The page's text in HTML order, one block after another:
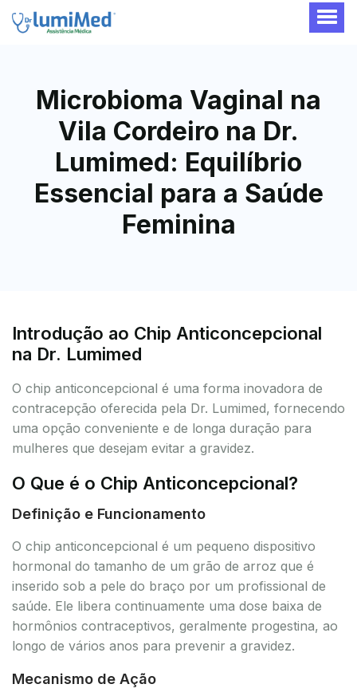
Microbioma Vaginal na
Vila Cordeiro na Dr.
Lumimed: Equilíbrio
Essencial para a Saúde
Feminina
Introdução ao Chip Anticoncepcional
na Dr. Lumimed
O chip anticoncepcional é uma forma inovadora de
contracepção oferecida pela Dr. Lumimed, fornecendo
uma opção conveniente e de longa duração para
mulheres que desejam evitar a gravidez.
O Que é o Chip Anticoncepcional?
Definição e Funcionamento
O chip anticoncepcional é um pequeno dispositivo
hormonal do tamanho de um grão de arroz que é
inserido sob a pele do braço por um profissional de
saúde. Ele libera continuamente uma dose baixa de
hormônios contraceptivos, geralmente progestina, ao
longo de vários anos para prevenir a gravidez.
Mecanismo de Ação